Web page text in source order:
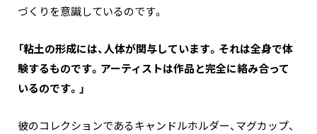
づくりを意識しているのです。
「粘土の形成には、人体が関与しています。それは全身で体
験するものです。アーティストは作品と完全に絡み合って
いるのです。」
彼のコレクションであるキャンドルホルダー、マグカップ、